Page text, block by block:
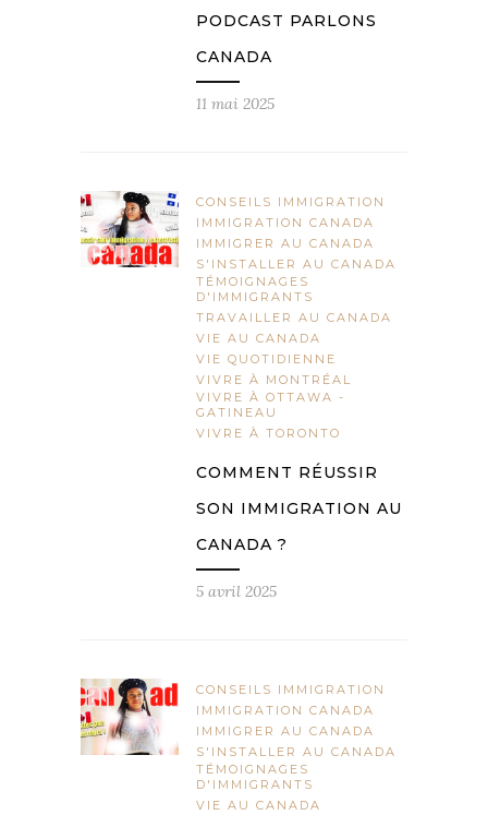
PODCAST PARLONS
CANADA
11 mai 2025
CONSEILS IMMIGRATION
IMMIGRATION CANADA
IMMIGRER AU CANADA
S'INSTALLER AU CANADA
TÉMOIGNAGES
D'IMMIGRANTS
TRAVAILLER AU CANADA
VIE AU CANADA
VIE QUOTIDIENNE
VIVRE À MONTRÉAL
VIVRE À OTTAWA -
GATINEAU
VIVRE À TORONTO
COMMENT RÉUSSIR
SON IMMIGRATION AU
CANADA ?
5 avril 2025
CONSEILS IMMIGRATION
IMMIGRATION CANADA
IMMIGRER AU CANADA
S'INSTALLER AU CANADA
TÉMOIGNAGES
D'IMMIGRANTS
VIE AU CANADA